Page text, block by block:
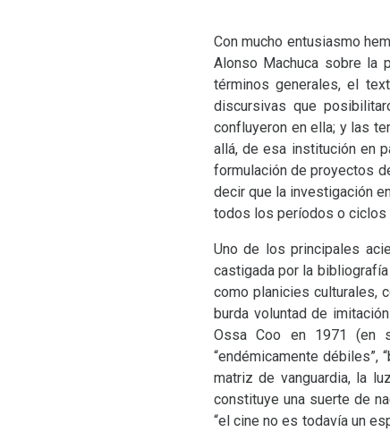
Con mucho entusiasmo
Alonso Machuca sobre la
términos generales, el
discursivas que
confluyeron en ella; y las
allá, de esa institución en
formulación de proyectos
decir que la investigación
todos los períodos o ciclos
Uno de los principales
castigada por la
como planicies culturales,
burda voluntad de
Ossa Coo en 1971 (en
“endémicamente débiles”,
matriz de vanguardia, la
constituye una suerte de
“el cine no es todavía un